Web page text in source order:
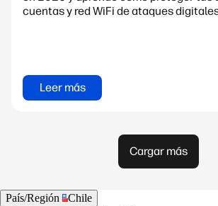
cuentas y red WiFi de ataques
Leer más
Cargar más
País/Región
Chile